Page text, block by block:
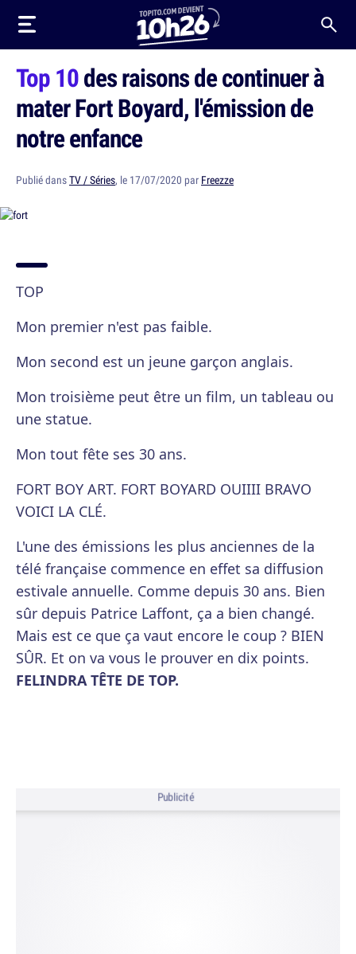
Top 10des raisons de continuer à
mater Fort Boyard, l'émission de
notre enfance
Publié dansTV / Séries, le 17/07/2020 par Freezze
TOP
Mon premier n'est pas faible.
Mon second est un jeune garçon anglais.
Mon troisième peut être un film, un tableau ou
une statue.
Mon tout fête ses 30 ans.
FORT BOY ART. FORT BOYARD OUIIII BRAVO
VOICI LA CLÉ.
L'une des émissions les plus anciennes de la
télé française commence en effet sa diffusion
estivale annuelle. Comme depuis 30 ans. Bien
sûr depuis Patrice Laffont, ça a bien changé.
Mais est ce que ça vaut encore le coup ? BIEN
SÛR. Et on va vous le prouver en dix points.
FELINDRA TÊTE DE TOP.
Publicité